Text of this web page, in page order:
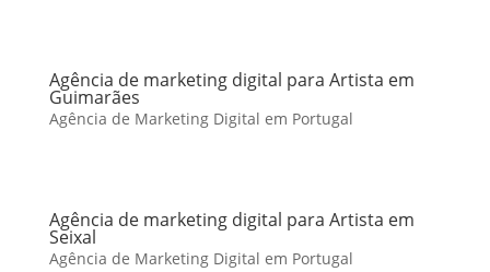
Agência de marketing digital para Artista em
Guimarães
Agência de Marketing Digital em Portugal
Agência de marketing digital para Artista em
Seixal
Agência de Marketing Digital em Portugal